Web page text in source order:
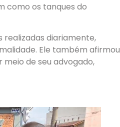
como os tanques do
diariamente,
Ele também afirmou
de seu advogado,